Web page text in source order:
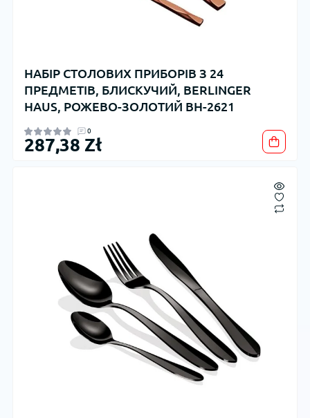
НАБІР СТОЛОВИХ ПРИБОРІВ З 24
ПРЕДМЕТІВ, БЛИСКУЧИЙ, BERLINGER
HAUS, РОЖЕВО-ЗОЛОТИЙ BH-2621
0
287,38 Zł